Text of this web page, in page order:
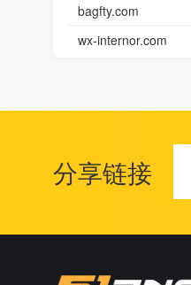
bagfty.com
wx-internor.com
分享链接